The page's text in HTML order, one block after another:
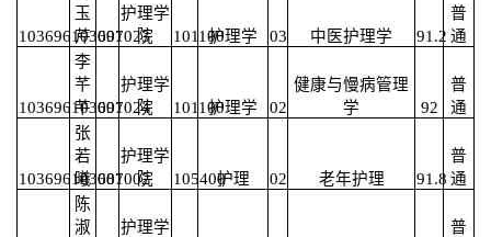
103696103691023
玉
芹 007
护理学
院
101100护理学 03 中医护理学 91.2
普
通
103696103691024
李
芊
芊 007
护理学
院
101100护理学 02
健康与慢病管理
学
92
普
通
103696103681002
张
若
曦 007
护理学
院
105400护理 02 老年护理 91.8
普
通
陈
淑
护理学
普